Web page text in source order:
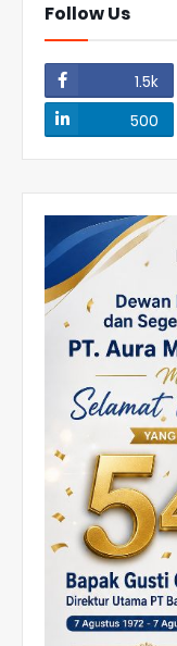
Follow Us
1.5k
500